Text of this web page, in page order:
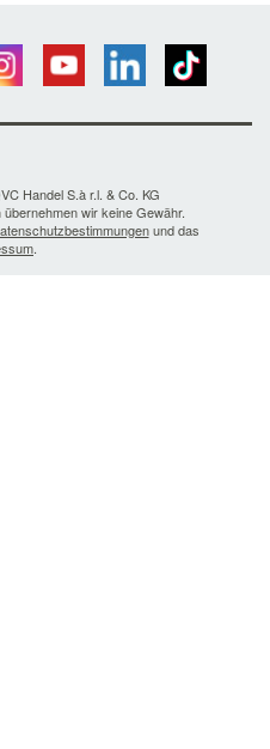
Handel S.à r.l. & Co. KG
wir keine Gewähr.
und das
.